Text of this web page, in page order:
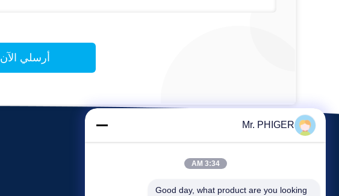
أرسلي الآن
Mr. PHIGER
3:34 AM
Good day, what product are you looking